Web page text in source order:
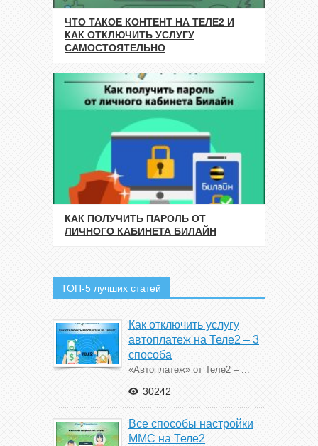
ЧТО ТАКОЕ КОНТЕНТ НА ТЕЛЕ2 И
КАК ОТКЛЮЧИТЬ УСЛУГУ
САМОСТОЯТЕЛЬНО
КАК ПОЛУЧИТЬ ПАРОЛЬ ОТ
ЛИЧНОГО КАБИНЕТА БИЛАЙН
ТОП-5 лучших статей
Как отключить услугу
автоплатеж на Теле2 – 3
способа
«Автоплатеж» от Теле2 – ...
30242
Все способы настройки
ММС на Теле2